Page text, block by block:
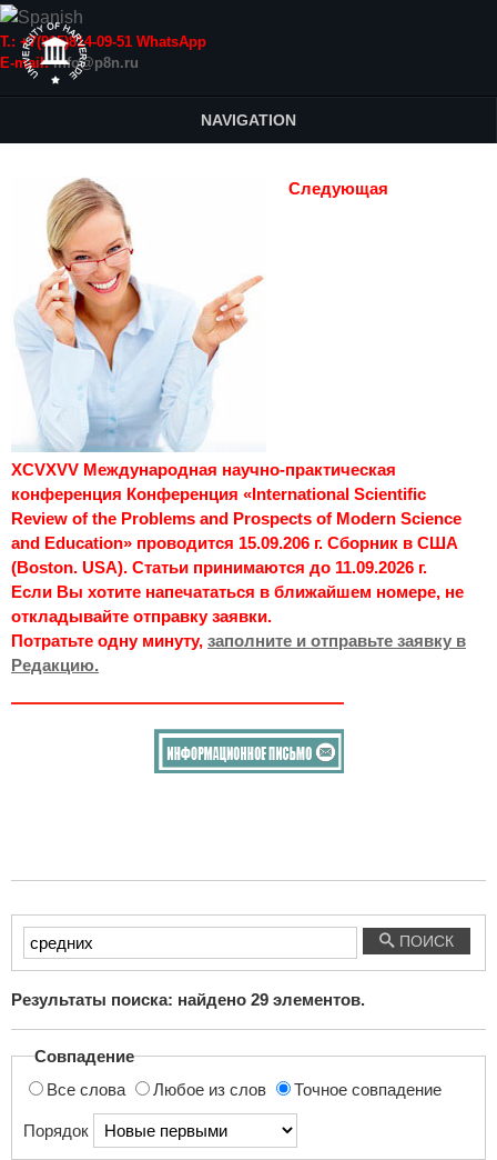
Т.: +7(915)814-09-51 WhatsApp
E-mail:info@p8n.ru
NAVIGATION
Следующая
XCVXVV Международная научно-практическая
конференция Конференция «International Scientific
Review of the Problems and Prospects of Modern Science
and Education» проводится 15.09.206 г. Сборник в США
(Boston. USA). Статьи принимаются до 11.09.2026 г.
Если Вы хотите напечататься в ближайшем номере, не
откладывайте отправку заявки.
Потратьте одну минуту, заполните и отправьте заявку в
Редакцию.
Введите
текст
поиска...
ПОИСК
Результаты поиска: найдено 29 элементов.
Совпадение
Все слова
Любое из слов Точное совпадение
Порядок